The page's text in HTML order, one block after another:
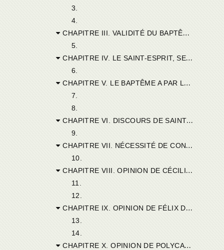
3.
4.
CHAPITRE III. VALIDITÉ DU BAPTÊME DANS LES MÉCHANTS.
5.
CHAPITRE IV. LE SAINT-ESPRIT, SEUL PRINCIPE DE LA RÉMISSION DES PÉCHÉS.
6.
CHAPITRE V. LE BAPTÊME A PAR LUI-MÊME SA SAINTETÉ ET SON EFFICACITÉ.
7.
8.
CHAPITRE VI. DISCOURS DE SAINT CYPRIEN, À L’OUVERTURE DU CONCILE.
9.
CHAPITRE VII. NÉCESSITÉ DE CONSERVER LA PAIX ET L’UNITÉ.
10.
CHAPITRE VIII. OPINION DE CÉCILIUS DE BILTA.
11.
12.
CHAPITRE IX. OPINION DE FÉLIX DE MIGIRPA.
13.
14.
CHAPITRE X. OPINION DE POLYCARPE D’ADRUMÈTE.